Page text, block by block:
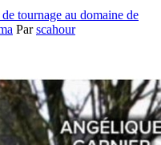
tournage au domaine de
Parscahour